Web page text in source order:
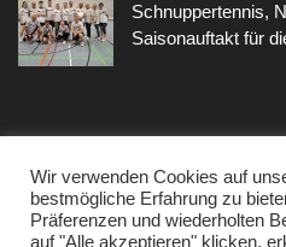
Schnuppertennis,
Saisonauftakt für
Sonstiges
Kontakt
Wir verwenden Cookies auf
bestmögliche Erfahrung zu
Präferenzen und wiederholten
auf "Alle akzeptieren" klicken,